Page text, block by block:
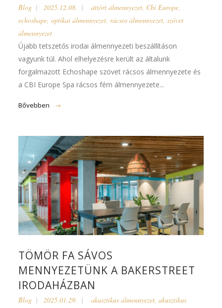
Blog 2025.12.08. áttört álmennyezet, Cbi Europe,
echoshape,optikai álmennyezet,rácsos álmennyezet,szövet
álmennyezet
Újabb tetszetős irodai álmennyezeti beszállításon
vagyunk túl. Ahol elhelyezésre került az általunk
forgalmazott Echoshape szövet rácsos álmennyezete és
a CBI Europe Spa rácsos fém álmennyezete...
Bővebben
TÖMÖR FA SÁVOS
MENNYEZETÜNK A BAKERSTREET
IRODAHÁZBAN
Blog 2025.01.29. akusztikus álmennyezet,akusztikus